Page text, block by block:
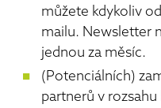
můžete kdykoliv
mailu. Newsletter
jednou za měsíc.
(Potenciálních)
partnerů v